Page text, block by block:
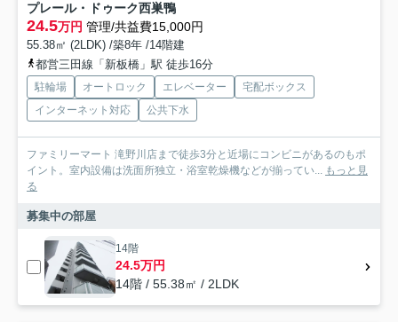
プレール・ドゥーク西巣鴨
24.5万円 管理/共益費15,000円
55.38㎡ (2LDK) /築8年 /14階建
都営三田線「新板橋」駅 徒歩16分
駐輪場 オートロック エレベーター
宅配ボックス
インターネット対応
公共下水
ファミリーマート 滝野川店まで徒歩3分と近場にコンビニがあるのもポ
イント。室内設備は洗面所独立・浴室乾燥機などが揃ってい... もっと見
る
募集中の部屋
14階
24.5万円
14階 / 55.38㎡ / 2LDK